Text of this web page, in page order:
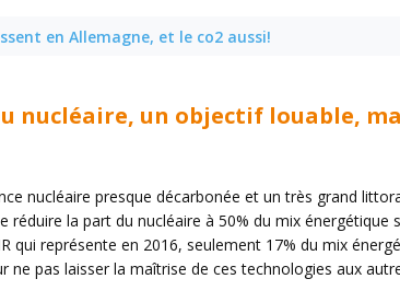
en Allemagne, et le co2 aussi!
nucléaire, un objectif louable,
nucléaire presque décarbonée et un très grand
réduire la part du nucléaire à 50% du mix énergétique
qui représente en 2016, seulement 17% du mix
ne pas laisser la maîtrise de ces technologies aux